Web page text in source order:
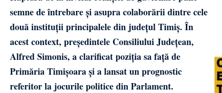
semne de întrebare și asupra colaborării dintre cele
două instituții principalele din județul Timiș. În
acest context, președintele Consiliului Județean,
Alfred Simonis, a clarificat poziția sa față de
Primăria Timișoara și a lansat un prognostic
referitor la jocurile politice din Parlament.